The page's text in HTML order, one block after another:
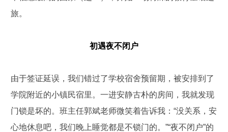
旅。
初遇夜不闭户
由于签证延误，我们错过了学校宿舍预留期，被安排到了
学院附近的小镇民宿里。一进安静古朴的房间，我就发现
门锁是坏的。班主任郭斌老师微笑着告诉我：“没关系，安
心地休息吧，我们晚上睡觉都是不锁门的。”“夜不闭户”的